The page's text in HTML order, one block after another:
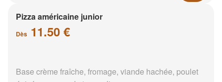
Pizza américaine junior
Dès 11.50 €
Base crème fraîche, fromage, viande hachée, poulet